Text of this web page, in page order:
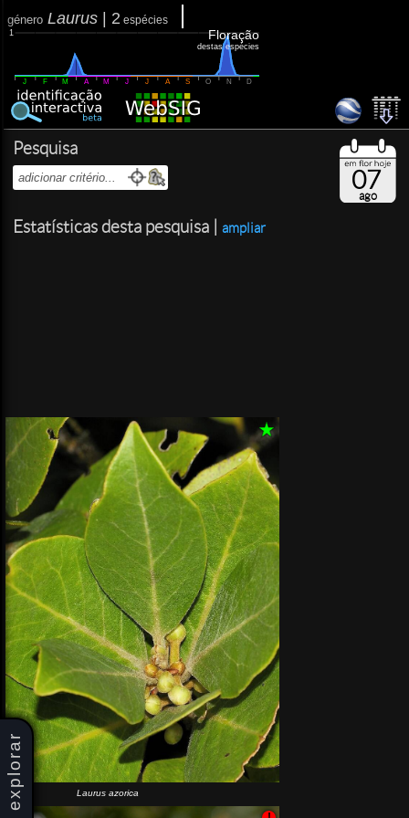
explorar
género Laurus 2 espécies
1
J F M A M J J A S O N D
Floração
destas espécies
Pesquisa
Estatísticas desta pesquisa | ampliar
07
ago
Laurus azorica